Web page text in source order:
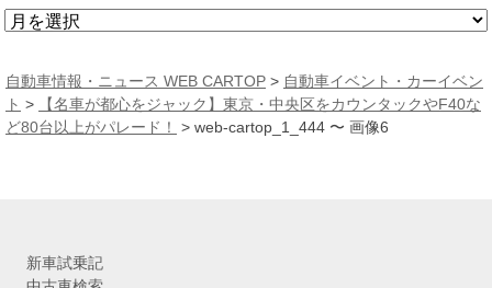
ア
カ
イ
ブ
自動車情報・ニュース WEB CARTOP > 自動車イベント・カーイベン
ト >
【名車が都心をジャック】東京・中央区をカウンタックやF40な
ど80台以上がパレード！
> web-cartop_1_444 〜 画像6
新車試乗記